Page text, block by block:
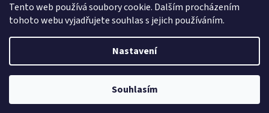
Tento web používá soubory cookie. Dalším procházením
tohoto webu vyjadřujete souhlas s jejich používáním.
Nastavení
Souhlasím
E-mail
Zapomenuté heslo